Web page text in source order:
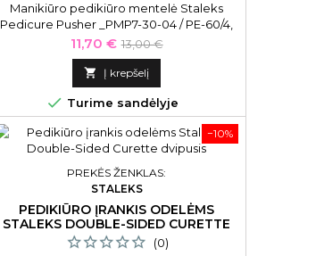
Manikiūro pedikiūro mentelė Staleks
Pedicure Pusher _PMP7-30-04 / PE-60/4,
smaili, tiesi dildė, kirstas galas, dvipusė
Kaina
11,70 € Bazinė
kaina
13,00 €
 Į krepšelį
 Turime sandėlyje
−10%
PREKĖS ŽENKLAS:
STALEKS
PEDIKIŪRO ĮRANKIS ODELĖMS
STALEKS DOUBLE-SIDED CURETTE
DVIPUSIS
(0)